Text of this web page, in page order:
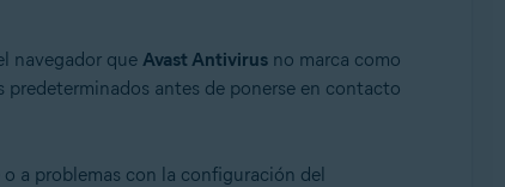
navegador que Avast Antivirusno marca como
predeterminados antes de ponerse en contacto
a problemas con la configuración del